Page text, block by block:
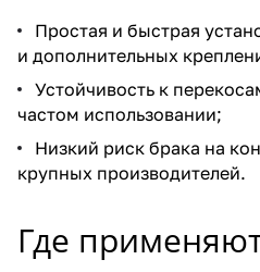
Простая и быстрая
и дополнительных
Устойчивость к
частом использовании;
Низкий риск брака на
крупных производителей.
Где